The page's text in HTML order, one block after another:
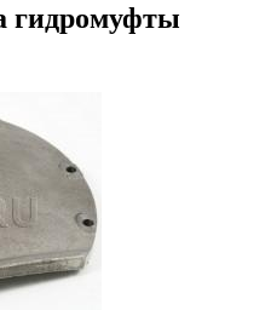
гидромуфты